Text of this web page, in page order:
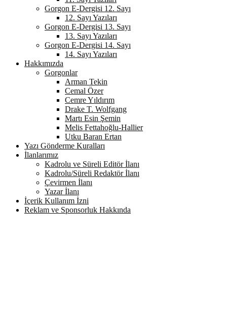
Gorgon E-Dergisi 12. Sayı
12. Sayı Yazıları
Gorgon E-Dergisi 13. Sayı
13. Sayı Yazıları
Gorgon E-Dergisi 14. Sayı
14. Sayı Yazıları
Hakkımızda
Gorgonlar
Arman Tekin
Cemal Özer
Cemre Yıldırım
Drake T. Wolfgang
Martı Esin Şemin
Melis Fettahoğlu-Hallier
Utku Baran Ertan
Yazı Gönderme Kuralları
İlanlarımız
Kadrolu ve Süreli Editör İlanı
Kadrolu/Süreli Redaktör İlanı
Çevirmen İlanı
Yazar İlanı
İçerik Kullanım İzni
Reklam ve Sponsorluk Hakkında